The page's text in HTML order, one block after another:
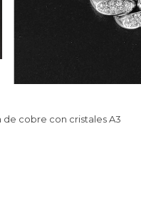
de cobre con cristales A3